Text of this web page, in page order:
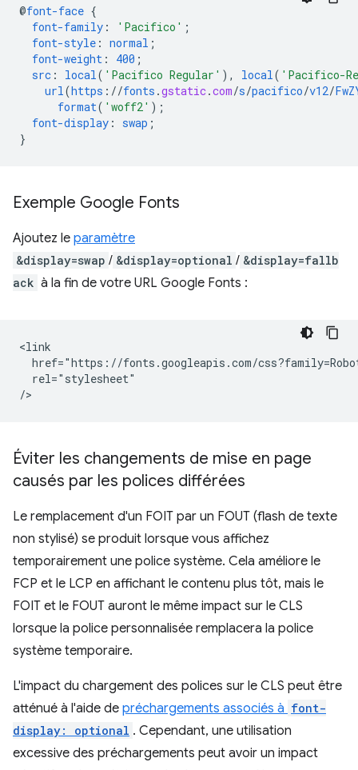
@font-face {
font-family : 'Pacifico' ;
font-style : normal ;
font-weight : 400 ;
src : local ( 'Pacifico Regular' ), local ( 'Pacifico-
url (https ://fonts .gstatic.com/s/pacifico/v12/
format( 'woff2' );
font-display : swap ;
}
Exemple Google Fonts
Ajoutez le paramètre
&display=swap / &display=optional / &display=fallb
ack à la fin de votre URL Google Fonts :
<link
href="https://fonts.googleapis.com/
  rel="stylesheet"
Éviter les changements de mise en page
causés par les polices différées
Le remplacement d'un FOIT par un FOUT (flash de texte
non stylisé) se produit lorsque vous affichez
temporairement une police système. Cela améliore le
FCP et le LCP en affichant le contenu plus tôt, mais le
FOIT et le FOUT auront le même impact sur le CLS
lorsque la police personnalisée remplacera la police
système temporaire.
L'impact du chargement des polices sur le CLS peut être
atténué à l'aide de préchargements associés à font-
display: optional . Cependant, une utilisation
excessive des préchargements peut avoir un impact